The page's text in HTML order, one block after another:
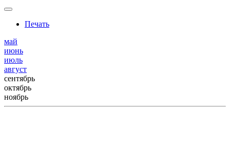
Печать
май
июнь
июль
август
сентябрь
октябрь
ноябрь